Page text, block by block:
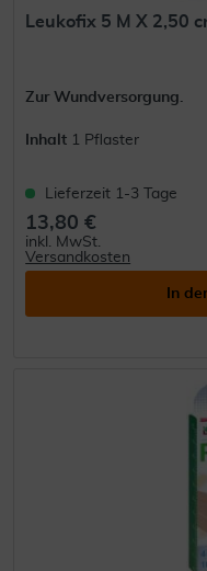
Leukofix 5 M X 2,50
Zur Wundversorgung.
Inhalt 1 Pflaster
Lieferzeit 1-3 Tage
13,80 €
inkl. MwSt.
Versandkosten
In